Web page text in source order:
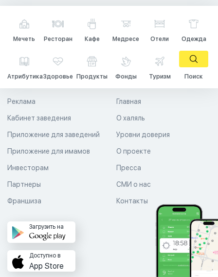
Мечеть Ресторан Кафе Медресе Отели Одежда
АтрибутикаЗдоровье Продукты Фонды Туризм Поиск
Главная
О халяль
Уровни доверия
Реклама
Кабинет заведения
Приложение для заведений
Приложение для имамов О проекте
Пресса
СМИ о нас
Контакты
Инвесторам
Партнеры
Франшиза
Загрузить на
Доступно в
App Store